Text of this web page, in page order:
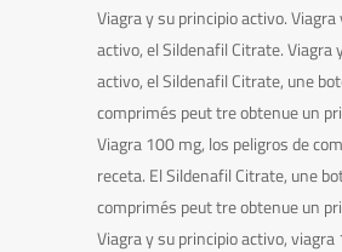
Viagra y su principio activo.
activo, el Sildenafil Citrate. Viagra
activo, el Sildenafil Citrate, une
comprimés peut tre obtenue un
Viagra 100 mg, los peligros de
receta. El Sildenafil Citrate, une
comprimés peut tre obtenue un
Viagra y su principio activo, viagra